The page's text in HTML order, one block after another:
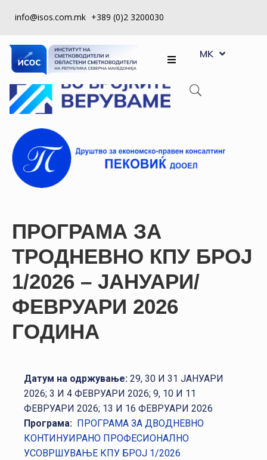
info@isos.com.mk +389 (0)2 3200030
ЗА
НАС
РЕГИСТРИ
КОНТРОЛА
НА
КВАЛИТЕТ
СТАНАМ
НАСТАНИ
КОНТАКТ
НАЈАВА
ЗА
АЖУРИРАЈ
ПОДАТОЦИ
MK
SQ
ПРОГРАМА ЗА
ТРОДНЕВНО КПУ БРОЈ
1/2026 – ЈАНУАРИ/
ФЕВРУАРИ 2026
ГОДИНА
Датум на одржување: 29, 30 И 31 ЈАНУАРИ
2026; 3 И 4 ФЕВРУАРИ 2026; 9, 10 И 11
ФЕВРУАРИ 2026; 13 И 16 ФЕВРУАРИ 2026
Програма: ПРОГРАМА ЗА ДВОДНЕВНО
КОНТИНУИРАНО ПРОФЕСИОНАЛНО
УСОВРШУВАЊЕ КПУ БРОЈ 1/2026